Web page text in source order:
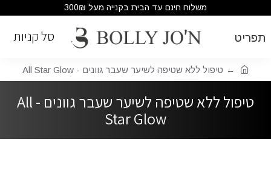
משלוח חינם עד הבית בקנייה מעל 300₪
טיפול ללא שטיפה לשיער שעבר גוונים - All Star Glow
טיפול ללא שטיפה לשיער שעבר גוונים - All
Star Glow